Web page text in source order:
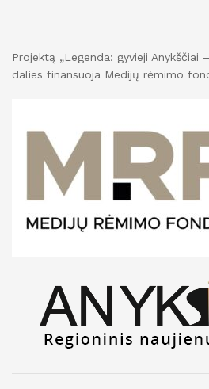
Projektą „Legenda: gyvieji Anykščiai
dalies finansuoja Medijų rėmimo